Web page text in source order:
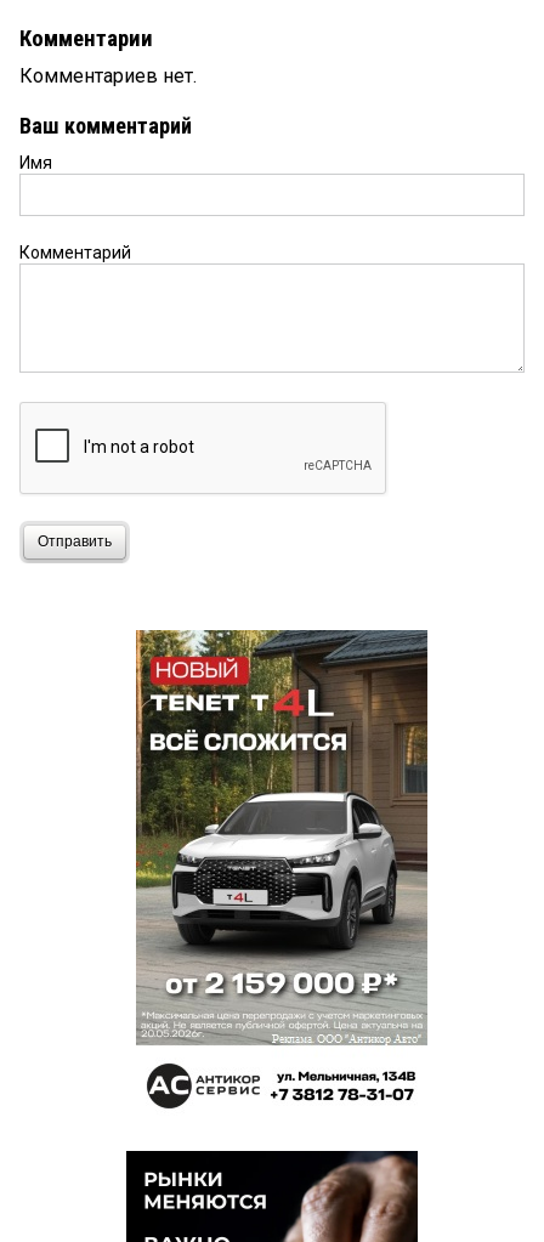
Комментарии
Комментариев нет.
Ваш комментарий
Имя
Комментарий
Отправить